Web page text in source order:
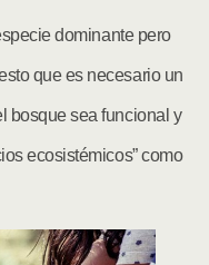
dominante pero
que es necesario un
bosque sea funcional y
ecosistémicos” como